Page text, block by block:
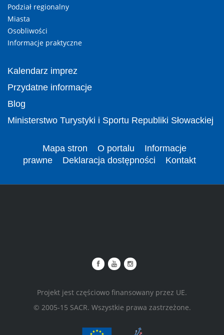
Podział regionalny
Miasta
Osobliwości
Informacje praktyczne
Kalendarz imprez
Przydatne informacje
Blog
Ministerstwo Turystyki i Sportu Republiki Słowackiej
Mapa stron O portalu
Informacje
prawne
Deklaracja dostępności Kontakt
Projekt jest częściowo finansowany przez UE.
© 2005-15 SACR. Wszystkie prawa zastrzeżone.